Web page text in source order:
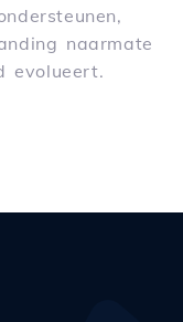
naarmate
evolueert.